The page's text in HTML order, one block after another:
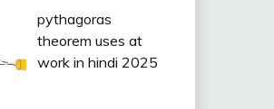
pythagoras
theorem uses at
work in hindi 2025